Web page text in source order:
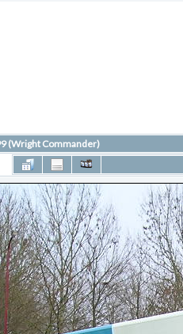
(Wright Commander)